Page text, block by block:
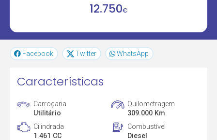
12.750€
Facebook Twitter WhatsApp
Características
Carroçaria
Utilitário
Quilometragem
309.000 Km
Cilindrada
1.461 CC
Combustível
Diesel